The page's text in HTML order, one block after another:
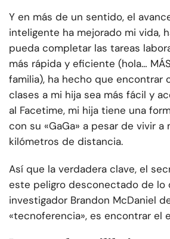
Y en más de un sentido, el
inteligente ha mejorado mi vida,
pueda completar las tareas
más rápida y eficiente (hola…
familia), ha hecho que encontrar
clases a mi hija sea más fácil y
al Facetime, mi hija tiene una
con su «GaGa» a pesar de vivir a
kilómetros de distancia.
Así que la verdadera clave, el
este peligro desconectado de lo
investigador Brandon McDaniel
«tecnoferencia», es encontrar el